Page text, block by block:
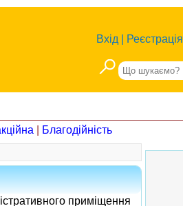
Вхід Реєстрація
Благодійність
приміщення